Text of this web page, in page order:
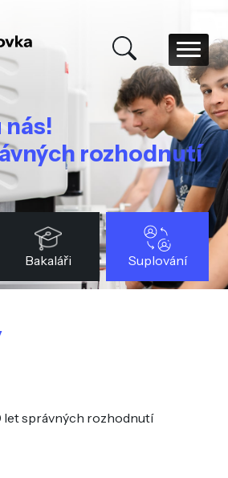
rozhodnutí
Bakaláři Suplování
let správných rozhodnutí